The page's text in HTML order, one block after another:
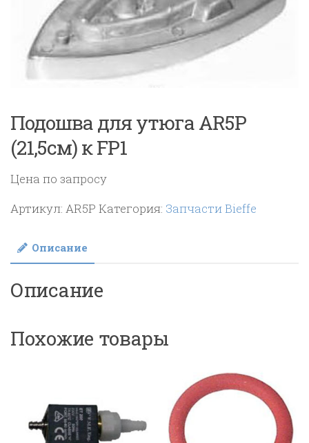
Подошва для утюга AR5P
(21,5см) к FP1
Цена по запросу
Артикул: AR5P Категория: Запчасти Bieffe
Описание
Описание
Похожие товары